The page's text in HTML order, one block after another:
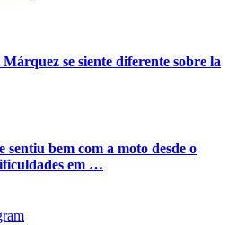
se siente diferente sobre la
sentiu bem com a moto desde o
em …